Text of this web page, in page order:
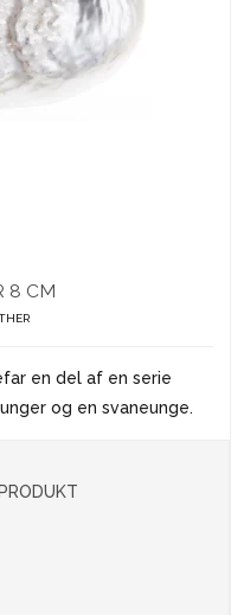
8 CM
en del af en serie
og en svaneunge.